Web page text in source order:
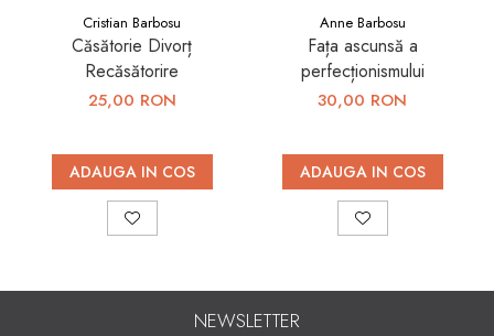
Cristian Barbosu
Căsătorie Divorț
Recăsătorire
25,00 RON
ADAUGA IN COS
Anne Barbosu
Fața ascunsă a
perfecționismului
30,00 RON
ADAUGA IN COS
NEWSLETTER